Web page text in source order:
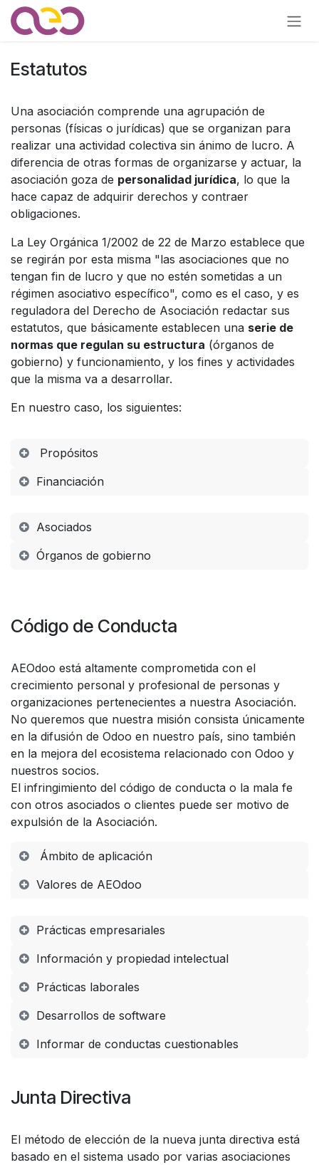
Ir al contenido
Estatutos
Una asociación comprende una agrupación de
personas (físicas o jurídicas) que se organizan para
realizar una actividad colectiva sin ánimo de lucro. A
diferencia de otras formas de organizarse y actuar, la
asociación goza de personalidad jurídica, lo que la
hace capaz de adquirir derechos y contraer
obligaciones.
La Ley Orgánica 1/2002 de 22 de Marzo establece que
se regirán por esta misma "las asociaciones que no
tengan fin de lucro y que no estén sometidas a un
régimen asociativo específico", como es el caso, y es
reguladora del Derecho de Asociación redactar sus
estatutos, que básicamente establecen una serie de
normas que regulan su estructura (órganos de
gobierno) y funcionamiento, y los fines y actividades
que la misma va a desarrollar.
En nuestro caso, los siguientes:
Propósitos
Financiación
Asociados
Órganos de gobierno
Código de Conducta
AEOdoo está altamente comprometida con el
crecimiento personal y profesional de personas y
organizaciones pertenecientes a nuestra Asociación.
No queremos que nuestra misión consista únicamente
en la difusión de Odoo en nuestro país, sino también
en la mejora del ecosistema relacionado con Odoo y
nuestros socios.
El infringimiento del código de conducta o la mala fe
con otros asociados o clientes puede ser motivo de
expulsión de la Asociación.
Ámbito de aplicación
Valores de AEOdoo
Prácticas empresariales
Información y propiedad intelectual
Prácticas laborales
Desarrollos de software
Informar de conductas cuestionables
Junta Directiva
El método de elección de la nueva junta directiva está
basado en el sistema usado por varias asociaciones